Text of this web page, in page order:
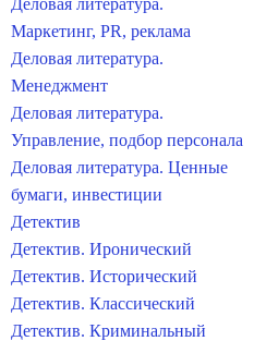
Деловая литература.
Маркетинг, PR, реклама
Деловая литература.
Менеджмент
Деловая литература.
Управление, подбор персонала
Деловая литература. Ценные
бумаги, инвестиции
Детектив
Детектив. Иронический
Детектив. Исторический
Детектив. Классический
Детектив. Криминальный